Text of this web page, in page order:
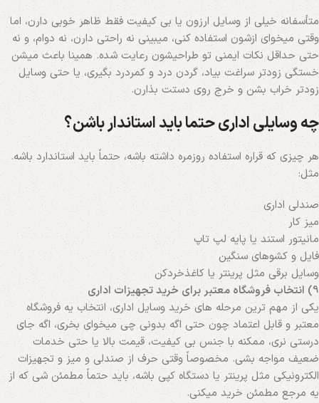
متأسفانه خیلی از وسایل ارزون یا بی‌ کیفیت فقط ظاهر خوبی دارن، اما
وقتی میخوای ازشون استفاده کنی، میبینی نه راحتی دارن، نه دوام، و نه
حتی حداقل نکات ایمنی تو طراحیشون رعایت شده. همینا باعث میشن
خستگی زودتر سراغت بیاد، گردن درد و کمردرد بگیری، یا حتی وسایل
زودتر خراب بشن و خرج روی دستت بذارن.
چه وسایلی اداری حتما باید استاندار باشن؟
هر چیزی که قراره استفاده روزمره داشته باشه، حتماً باید استاندارد باشه.
مثل:
صندلی اداری
میز کار
مانیتور استند یا پایه لپ‌ تاپ
فایل و کشوهای سنگین
وسایل برقی مثل پرینتر یا کاغذخردکن
9) انتخاب فروشگاه معتبر برای خرید تجهیزات اداری
یکی از مهم ترین مرحله‌ های خرید وسایل اداری، انتخاب یه فروشگاه
معتبر و قابل اعتماد چون حتی اگه بدونی چی میخوای بخری، اگه جای
درستی نری، ممکنه با جنس بی کیفیت، قیمت بالا یا حتی خدمات
ضعیف مواجه بشی. مخصوصاً وقتی حرف از صندلی و میز و تجهیزات
الکترونیکی مثل پرینتر یا دستگاه کپی باشه، باید حتماً مطمئن شی که از
یه مرجع مطمئن خرید میکنی.